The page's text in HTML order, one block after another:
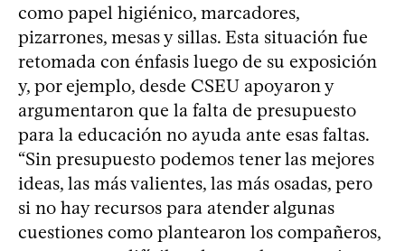
como papel higiénico, marcadores,
pizarrones, mesas y sillas. Esta situación fue
retomada con énfasis luego de su exposición
y, por ejemplo, desde CSEU apoyaron y
argumentaron que la falta de presupuesto
para la educación no ayuda ante esas faltas.
“Sin presupuesto podemos tener las mejores
ideas, las más valientes, las más osadas, pero
si no hay recursos para atender algunas
cuestiones como plantearon los compañeros,